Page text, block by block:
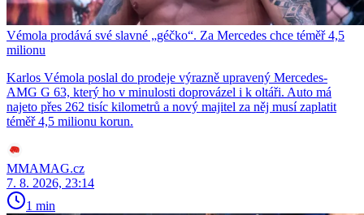
Vémola prodává své slavné „géčko“. Za Mercedes chce téměř 4,5
milionu
Karlos Vémola poslal do prodeje výrazně upravený Mercedes-
AMG G 63, který ho v minulosti doprovázel i k oltáři. Auto má
najeto přes 262 tisíc kilometrů a nový majitel za něj musí zaplatit
téměř 4,5 milionu korun.
MMAMAG.cz
7. 8. 2026, 23:14
1 min